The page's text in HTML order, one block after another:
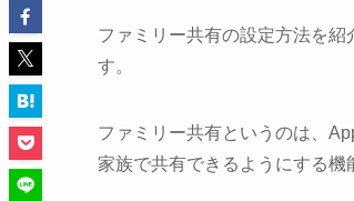
ファミリー共有の設定方法を
す。
ファミリー共有というのは、
家族で共有できるようにする機